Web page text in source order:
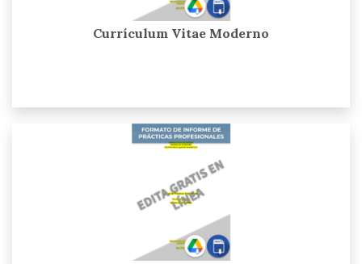
Currículum Vitae Moderno